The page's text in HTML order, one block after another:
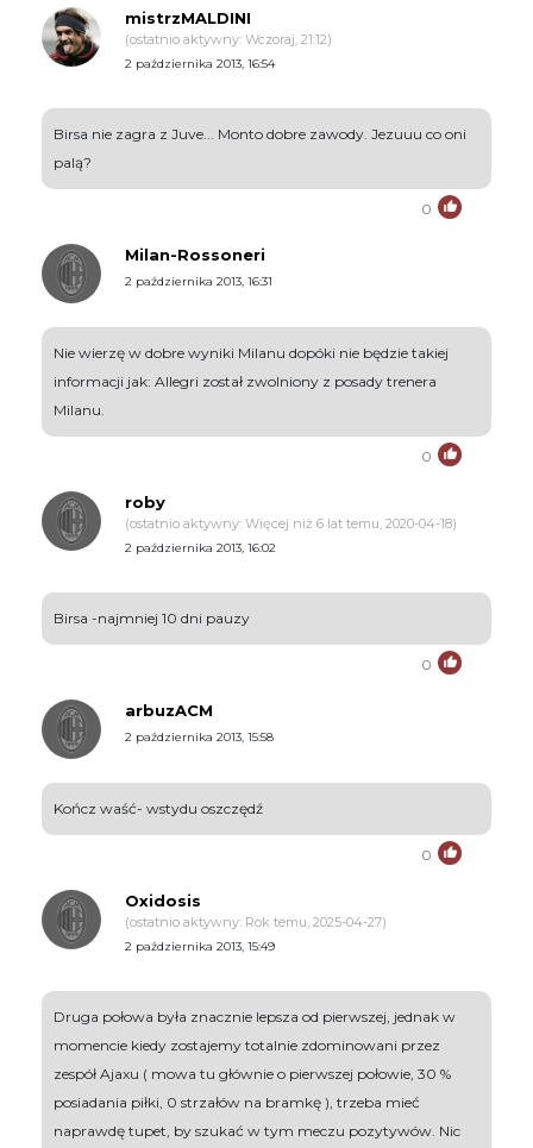
mistrzMALDINI
(ostatnio aktywny: Wczoraj, 21:12)
2 października 2013, 16:54
Birsa nie zagra z Juve... Monto dobre zawody. Jezuuu co oni
palą?
0
Milan-Rossoneri
2 października 2013, 16:31
Nie wierzę w dobre wyniki Milanu dopóki nie będzie takiej
informacji jak: Allegri został zwolniony z posady trenera
Milanu.
0
roby
(ostatnio aktywny: Więcej niż 6 lat temu, 2020-04-18)
2 października 2013, 16:02
Birsa -najmniej 10 dni pauzy
0
arbuzACM
2 października 2013, 15:58
Kończ waść- wstydu oszczędź
0
Oxidosis
(ostatnio aktywny: Rok temu, 2025-04-27)
2 października 2013, 15:49
Druga połowa była znacznie lepsza od pierwszej, jednak w
momencie kiedy zostajemy totalnie zdominowani przez
zespół Ajaxu ( mowa tu głównie o pierwszej połowie, 30 %
posiadania piłki, 0 strzałów na bramkę ), trzeba mieć
naprawdę tupet, by szukać w tym meczu pozytywów. Nic